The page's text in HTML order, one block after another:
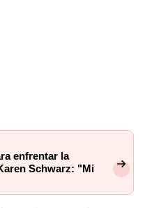
enfrentar la
Schwarz: "Mi